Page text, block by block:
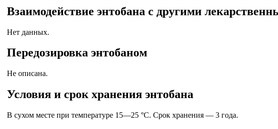
Взаимодействие энтобана с другими
Нет данных.
Передозировка энтобаном
Не описана.
Условия и срок хранения энтобана
В сухом месте при температуре 15—25 °С. Срок хранения — 3 года.